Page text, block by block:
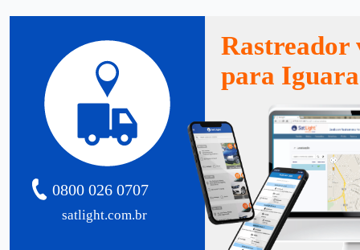
satlight.com.br
0800 026 0707
Rastreador
para